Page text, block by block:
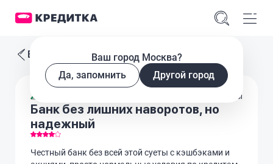
Ваш город Москва?
Да, запомнить
Другой город
Все отзывы
Банк без лишних наворотов, но
надежный
Дебетовые карты
Честный банк без всей этой суеты с кэшбэками и